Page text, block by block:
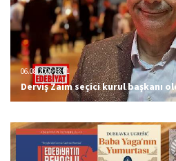
06.08.2026 23:51
Derviş Zaim seçici kurul başkanı